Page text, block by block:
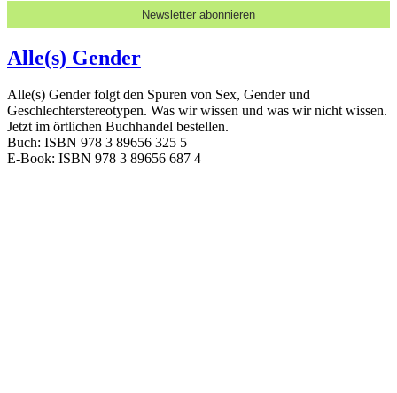
Alle(s) Gender
Alle(s) Gender folgt den Spuren von Sex, Gender und
Geschlechterstereotypen. Was wir wissen und was wir nicht wissen.
Jetzt im örtlichen Buchhandel bestellen.
Buch: ISBN 978 3 89656 325 5
E-Book: ISBN 978 3 89656 687 4